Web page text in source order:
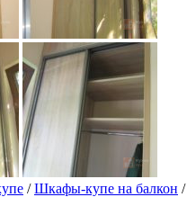
/Шкафы-купе на балкон